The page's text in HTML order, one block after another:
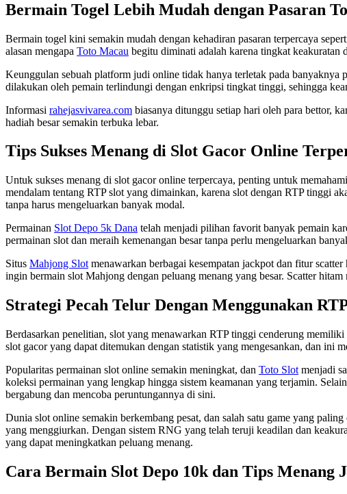
Bermain Togel Lebih Mudah dengan Pasaran
Bermain togel kini semakin mudah dengan kehadiran pasaran terpercaya
alasan mengapa Toto Macau begitu diminati adalah karena tingkat keakuratan
Keunggulan sebuah platform judi online tidak hanya terletak pada banyaknya
dilakukan oleh pemain terlindungi dengan enkripsi tingkat tinggi, sehingga
Informasi rahejasvivarea.com biasanya ditunggu setiap hari oleh para bettor,
hadiah besar semakin terbuka lebar.
Tips Sukses Menang di Slot Gacor Online
Untuk sukses menang di slot gacor online terpercaya, penting untuk
mendalam tentang RTP slot yang dimainkan, karena slot dengan RTP tinggi
tanpa harus mengeluarkan banyak modal.
Permainan Slot Depo 5k Dana telah menjadi pilihan favorit banyak pemain
permainan slot dan meraih kemenangan besar tanpa perlu mengeluarkan
Situs Mahjong Slot menawarkan berbagai kesempatan jackpot dan fitur
ingin bermain slot Mahjong dengan peluang menang yang besar. Scatter
Strategi Pecah Telur Dengan Menggunakan
Berdasarkan penelitian, slot yang menawarkan RTP tinggi cenderung
slot gacor yang dapat ditemukan dengan statistik yang mengesankan, dan ini
Popularitas permainan slot online semakin meningkat, dan Toto Slot menjadi
koleksi permainan yang lengkap hingga sistem keamanan yang terjamin.
bergabung dan mencoba peruntungannya di sini.
Dunia slot online semakin berkembang pesat, dan salah satu game yang
yang menggiurkan. Dengan sistem RNG yang telah teruji keadilan dan
yang dapat meningkatkan peluang menang.
Cara Bermain Slot Depo 10k dan Tips Menang